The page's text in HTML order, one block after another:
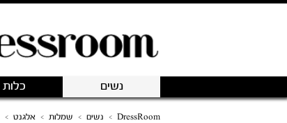
נשים כלות
DressRoom
> נשים > שמלות > אלגנט >